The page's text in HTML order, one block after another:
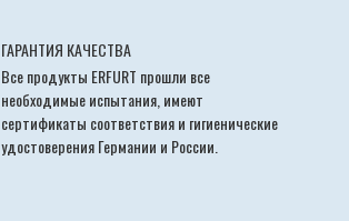
ГАРАНТИЯ КАЧЕСТВА
Все продукты ERFURT прошли все
необходимые испытания, имеют
сертификаты соответствия и гигиенические
удостоверения Германии и России.